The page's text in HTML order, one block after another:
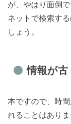
が、やはり面倒で
ネットで検索す
しょう。
情報が古
本ですので、時
れることはありま